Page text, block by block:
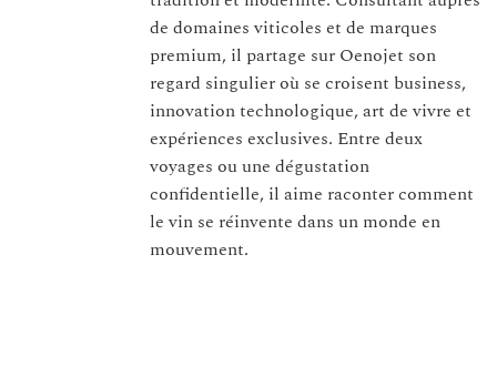
de domaines viticoles et de marques
premium, il partage sur Oenojet son
regard singulier où se croisent business,
innovation technologique, art de vivre et
expériences exclusives. Entre deux
voyages ou une dégustation
confidentielle, il aime raconter comment
le vin se réinvente dans un monde en
mouvement.